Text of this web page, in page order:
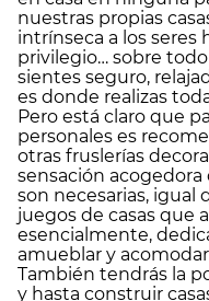
nuestras propias
intrínseca a los
privilegio… sobre
sientes seguro,
es donde realizas
Pero está claro que
personales es
otras fruslerías
sensación acogedora
son necesarias, igual
juegos de casas que
esencialmente,
amueblar y
También tendrás la
y hasta construir